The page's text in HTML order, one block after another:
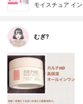
モイスチュア イ
むぎ?